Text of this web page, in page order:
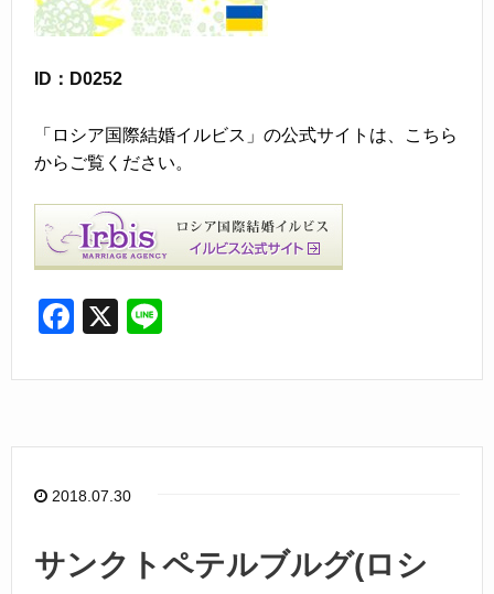
ID：D0252
「ロシア国際結婚イルビス」の公式サイトは、こちら
からご覧ください。
F
c
b
o
k
X
e
2018.07.30
サンクトペテルブルグ(ロシ